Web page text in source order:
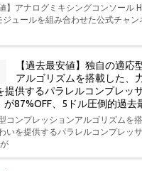
】アナログミキシングコンソール
ジュールを組み合わせた公式チャ
【過去最安値】独自の適応
アルゴリズムを搭載した、
提供するパラレルコンプレッ
が87%OFF、5ドル圧倒的過去
コンプレッションアルゴリズムを
いを提供するパラレルコンプレッ